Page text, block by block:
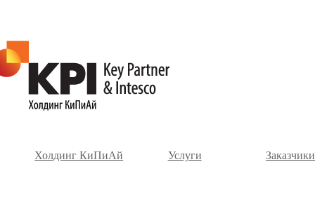
Холдинг КиПиАй Услуги Заказчики